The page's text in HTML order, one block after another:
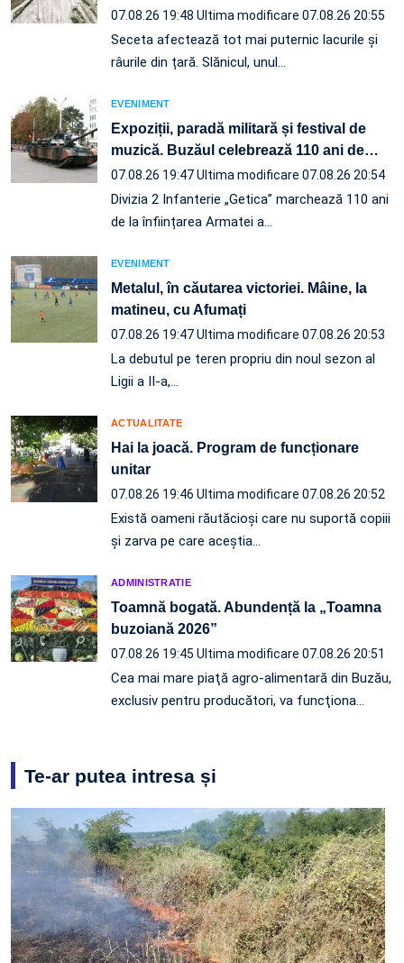
07.08.26 19:48 Ultima modificare 07.08.26 20:55
Seceta afectează tot mai puternic lacurile și
râurile din țară. Slănicul, unul…
EVENIMENT
Expoziții, paradă militară și festival de
muzică. Buzăul celebrează 110 ani de…
07.08.26 19:47Ultima modificare 07.08.26 20:54
Divizia 2 Infanterie „Getica” marchează 110 ani
de la înființarea Armatei a…
EVENIMENT
Metalul, în căutarea victoriei. Mâine, la
matineu, cu Afumați
07.08.26 19:47Ultima modificare 07.08.26 20:53
La debutul pe teren propriu din noul sezon al
Ligii a II-a,…
ACTUALITATE
Hai la joacă. Program de funcționare
unitar
07.08.26 19:46 Ultima modificare 07.08.26 20:52
Există oameni răutăcioși care nu suportă copiii
și zarva pe care aceștia…
ADMINISTRATIE
Toamnă bogată. Abundență la „Toamna
buzoiană 2026”
07.08.26 19:45 Ultima modificare 07.08.26 20:51
Cea mai mare piaţă agro-alimentară din Buzău,
exclusiv pentru producători, va funcţiona…
Te-ar putea intresa și